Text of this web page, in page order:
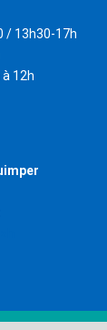
/ 13h30-17h
12h